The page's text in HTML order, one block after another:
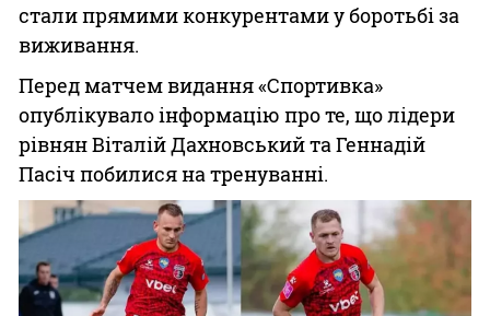
стали прямими конкурентами у боротьбі за
виживання.
Перед матчем видання «Спортивка»
опублікувало інформацію про те, що лідери
рівнян Віталій Дахновський та Геннадій
Пасіч побилися на тренуванні.